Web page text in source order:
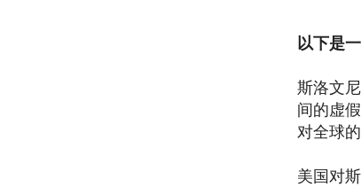
以下是
斯洛文
间的虚
对全球
美国对